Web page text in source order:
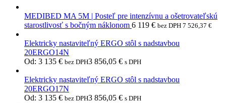
MEDIBED MA 5M | Posteľ pre intenzívnu a ošetrovateľskú
starostlivosť s bočným náklonom 6 119 € bez DPH 7 526,37 €
Elektricky nastaviteľný ERGO stôl s nadstavbou
20ERGO14N
Od: 3 135 € bez DPH3 856,05 € s DPH
Elektricky nastaviteľný ERGO stôl s nadstavbou
20ERGO17N
Od: 3 135 € bez DPH3 856,05 € s DPH